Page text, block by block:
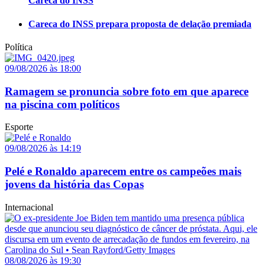
Careca do INSS prepara proposta de delação premiada
Política
09/08/2026 às 18:00
Ramagem se pronuncia sobre foto em que aparece
na piscina com políticos
Esporte
09/08/2026 às 14:19
Pelé e Ronaldo aparecem entre os campeões mais
jovens da história das Copas
Internacional
08/08/2026 às 19:30